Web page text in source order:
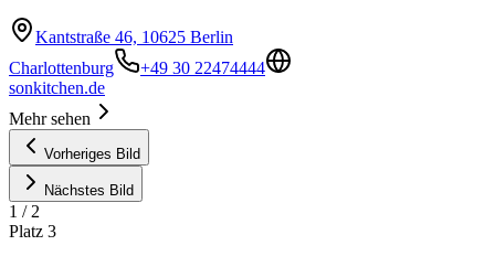
Kantstraße 46, 10625 Berlin
Charlottenburg
+49 30 22474444
sonkitchen.de
Mehr sehen
Vorheriges Bild
Nächstes Bild
1 / 2
Platz 3